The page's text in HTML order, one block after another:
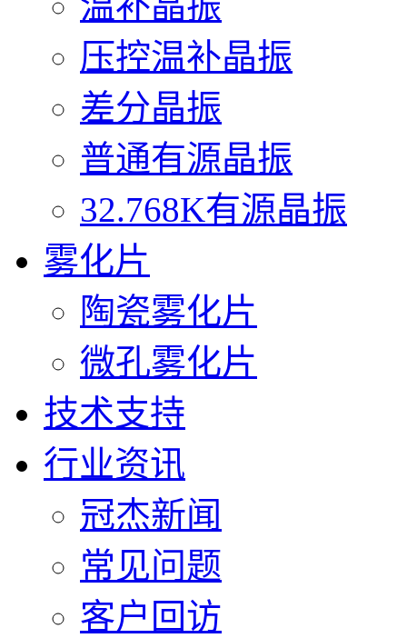
压控温补晶振
差分晶振
普通有源晶振
32.768K有源晶振
雾化片
陶瓷雾化片
微孔雾化片
技术支持
行业资讯
冠杰新闻
常见问题
客户回访